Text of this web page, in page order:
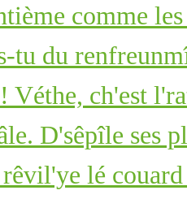
comme
tu du
Véthe, ch'est
D'sêpîle ses
rêvil'ye lé